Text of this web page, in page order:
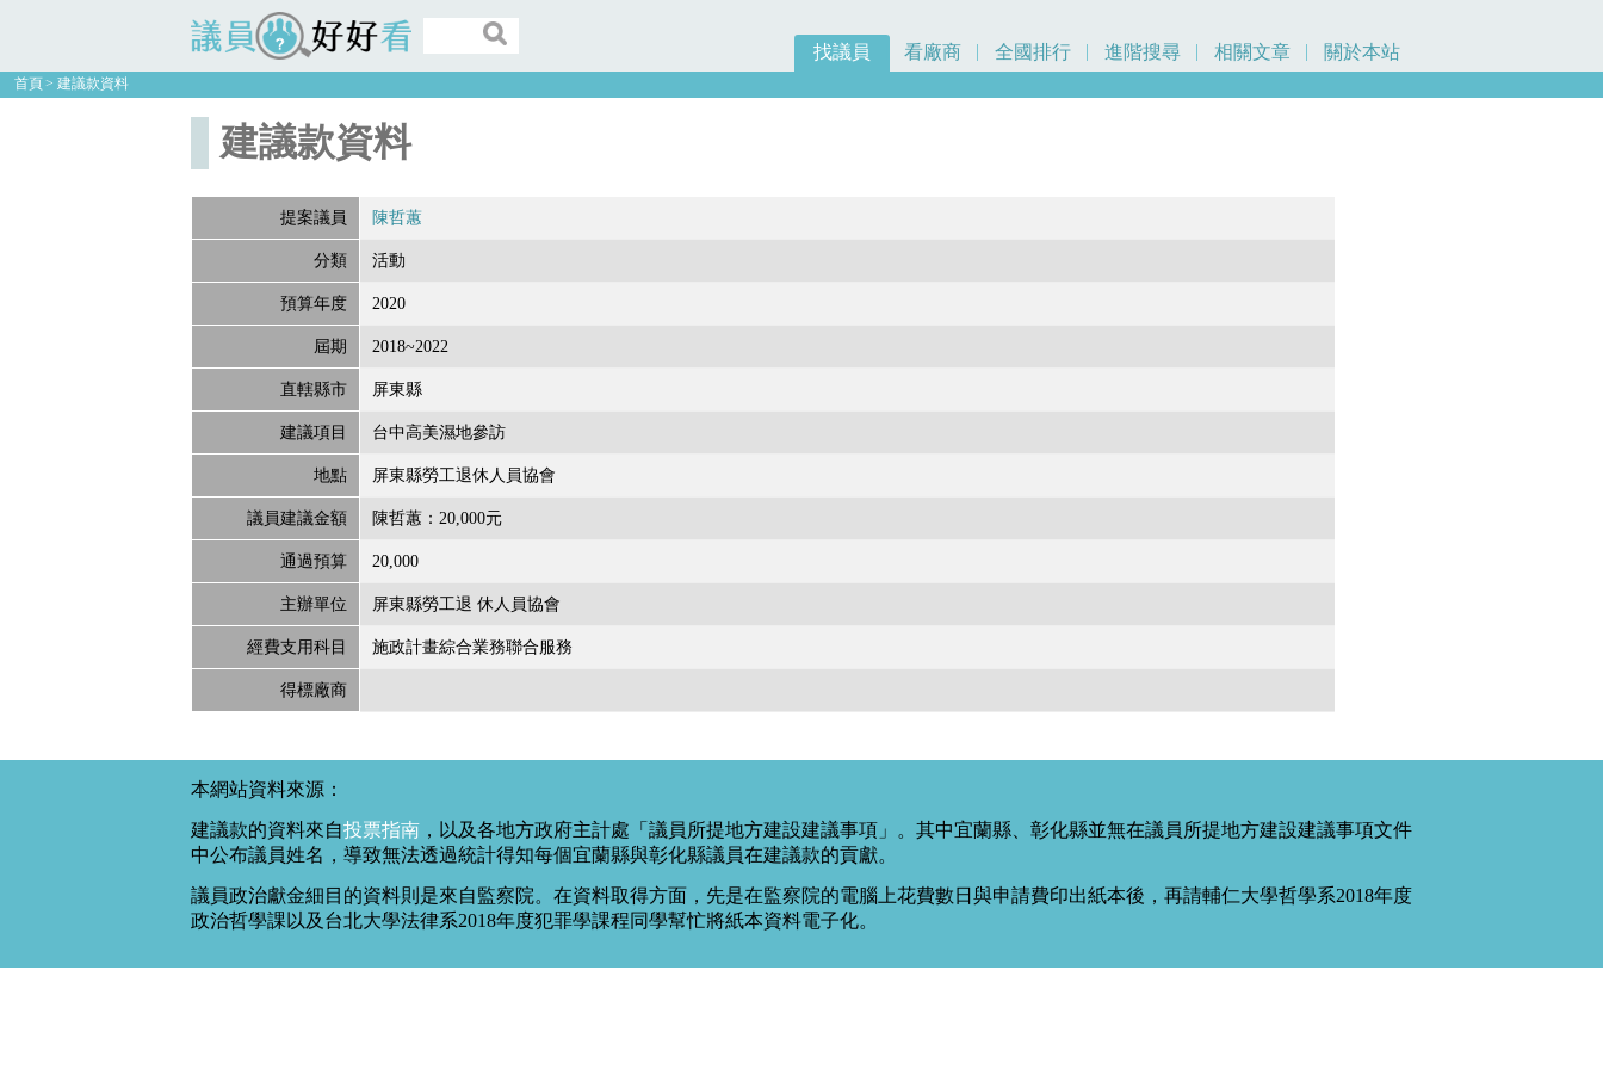
議員好好看
找議員 看廠商 全國排行 進階搜尋 相關文章 關於本站
首頁 建議款資料
建議款資料
提案議員 陳哲蕙
分類 活動
預算年度 2020
屆期 2018~2022
直轄縣市 屏東縣
建議項目 台中高美濕地參訪
地點 屏東縣勞工退休人員協會
議員建議金額 陳哲蕙：20,000元
通過預算 20,000
主辦單位 屏東縣勞工退 休人員協會
經費支用科目 施政計畫綜合業務聯合服務
得標廠商
本網站資料來源：
建議款的資料來自投票指南 ，以及各地方政府主計處「議員所提地方建設建議事項」。其中宜蘭縣、彰化縣並無在議員所提地方建設建議事項文件
中公布議員姓名，導致無法透過統計得知每個宜蘭縣與彰化縣議員在建議款的貢獻。
議員政治獻金細目的資料則是來自監察院。在資料取得方面，先是在監察院的電腦上花費數日與申請費印出紙本後，再請輔仁大學哲學系2018年度
政治哲學課以及台北大學法律系2018年度犯罪學課程同學幫忙將紙本資料電子化。